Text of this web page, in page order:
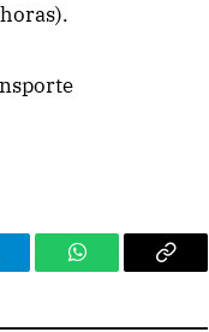
WhatsAppCopy